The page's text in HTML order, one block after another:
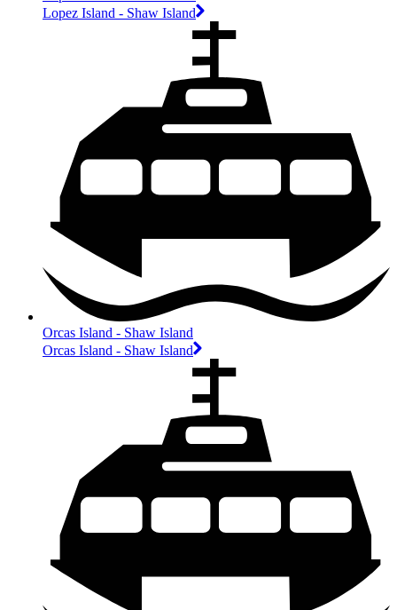
Lopez Island - Shaw Island
Orcas Island - Shaw Island
Orcas Island - Shaw Island